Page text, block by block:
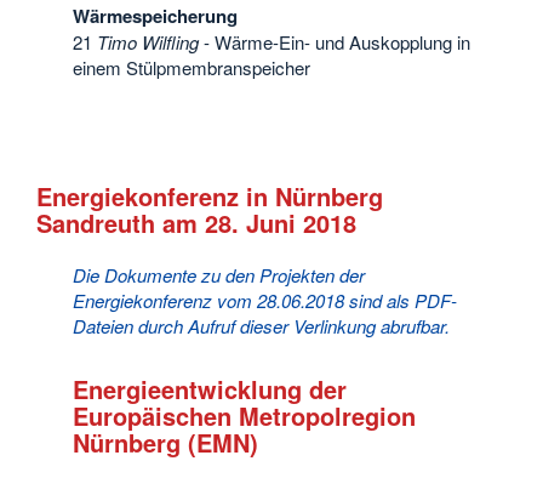
Wärmespeicherung
21 Timo Wilfling- Wärme-Ein- und Auskopplung in
einem Stülpmembranspeicher
Energiekonferenz in Nürnberg
Sandreuth am 28. Juni 2018
Die Dokumente zu den Projekten der
Energiekonferenz vom 28.06.2018 sind als PDF-
Dateien durch Aufruf dieser Verlinkung abrufbar.
Energieentwicklung der
Europäischen Metropolregion
Nürnberg (EMN)